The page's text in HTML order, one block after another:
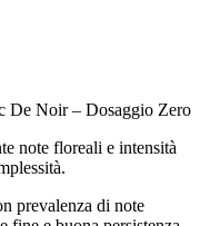
De Noir – Dosaggio Zero
note floreali e intensità
prevalenza di note